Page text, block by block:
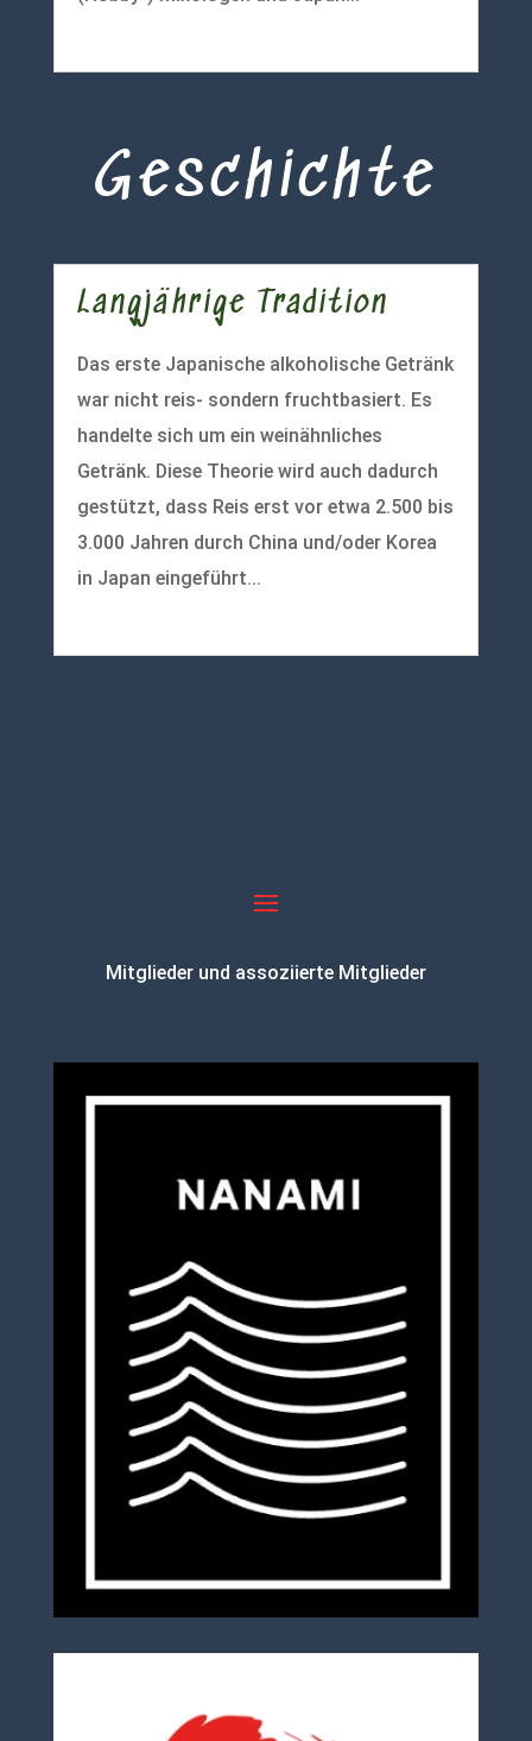
Geschichte
Langjährige Tradition
Das erste Japanische alkoholische Getränk
war nicht reis- sondern fruchtbasiert. Es
handelte sich um ein weinähnliches
Getränk. Diese Theorie wird auch dadurch
gestützt, dass Reis erst vor etwa 2.500 bis
3.000 Jahren durch China und/oder Korea
in Japan eingeführt...
Mitglieder und assoziierte Mitglieder